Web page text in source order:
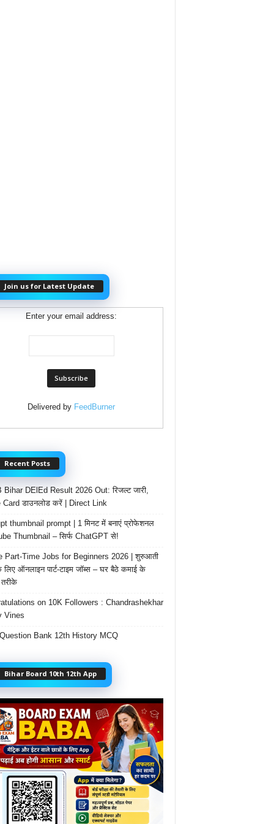
Join us for Latest Update
Enter your email address:
Delivered by FeedBurner
Recent Posts
Bihar DElEd Result 2026 Out: रिजल्ट जारी,
Card डाउनलोड करें | Direct Link
thumbnail prompt | 1 मिनट में बनाएं प्रोफेशनल
Thumbnail – सिर्फ ChatGPT से!
Part-Time Jobs for Beginners 2026 | शुरुआती
लिए ऑनलाइन पार्ट-टाइम जॉब्स – घर बैठे कमाई के
on 10K Followers : Chandrashekhar
Vines
Bank 12th History MCQ
Bihar Board 10th 12th App